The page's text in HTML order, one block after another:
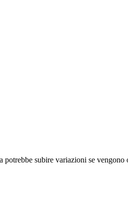
potrebbe subire variazioni se